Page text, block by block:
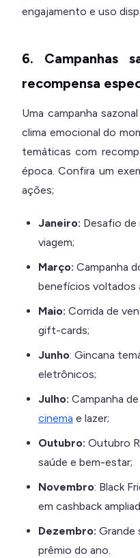
engajamento e uso
6. Campanhas
recompensa
Uma campanha
clima emocional do
temáticas com
época. Confira um
ações;
Janeiro: Desafio de
viagem;
Março: Campanha
benefícios voltados
Maio: Corrida de
gift-cards;
Junho: Gincana
eletrônicos;
Julho: Campanha
cinema e lazer;
Outubro: Outubro
saúde e bem-estar;
Novembro: Black
em cashback
Dezembro: Grande
prêmio do ano.